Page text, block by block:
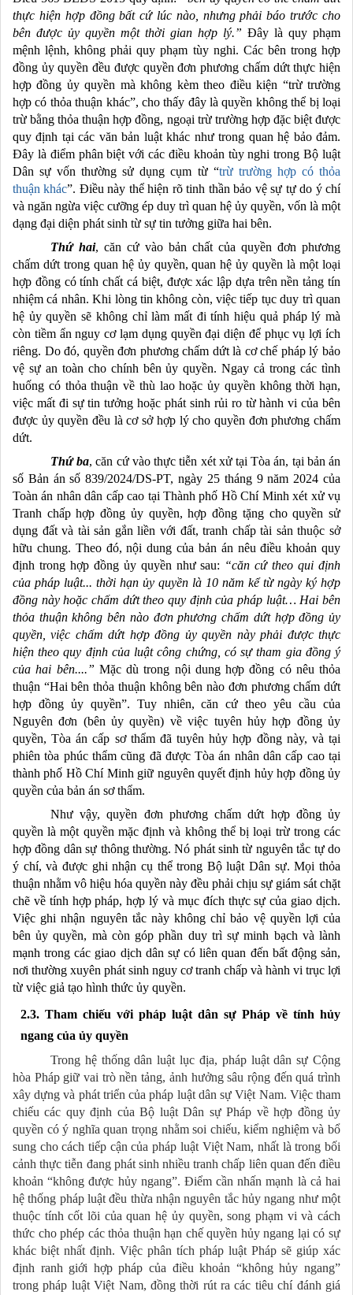
thực hiện hợp đồng bất cứ lúc nào, nhưng phải báo trước cho
bên được ủy quyền một thời gian hợp lý.” Đây là quy phạm
mệnh lệnh, không phải quy phạm tùy nghi. Các bên trong hợp
đồng ủy quyền đều được quyền đơn phương chấm dứt thực hiện
hợp đồng ủy quyền mà không kèm theo điều kiện “trừ trường
hợp có thỏa thuận khác”, cho thấy đây là quyền không thể bị loại
trừ bằng thỏa thuận hợp đồng, ngoại trừ trường hợp đặc biệt được
quy định tại các văn bản luật khác như trong quan hệ bảo đảm.
Đây là điểm phân biệt với các điều khoản tùy nghi trong Bộ luật
Dân sự vốn thường sử dụng cụm từ “trừ trường hợp có thỏa
thuận khác”. Điều này thể hiện rõ tinh thần bảo vệ sự tự do ý chí
và ngăn ngừa việc cưỡng ép duy trì quan hệ ủy quyền, vốn là một
dạng đại diện phát sinh từ sự tin tưởng giữa hai bên.
Thứ hai, căn cứ vào bản chất của quyền đơn phương
chấm dứt trong quan hệ ủy quyền, quan hệ ủy quyền là một loại
hợp đồng có tính chất cá biệt, được xác lập dựa trên nền tảng tín
nhiệm cá nhân. Khi lòng tin không còn, việc tiếp tục duy trì quan
hệ ủy quyền sẽ không chỉ làm mất đi tính hiệu quả pháp lý mà
còn tiềm ẩn nguy cơ lạm dụng quyền đại diện để phục vụ lợi ích
riêng. Do đó, quyền đơn phương chấm dứt là cơ chế pháp lý bảo
vệ sự an toàn cho chính bên ủy quyền. Ngay cả trong các tình
huống có thỏa thuận về thù lao hoặc ủy quyền không thời hạn,
việc mất đi sự tin tưởng hoặc phát sinh rủi ro từ hành vi của bên
được ủy quyền đều là cơ sở hợp lý cho quyền đơn phương chấm
dứt.
Thứ ba, căn cứ vào thực tiễn xét xử tại Tòa án, tại bản án
số Bản án số 839/2024/DS-PT, ngày 25 tháng 9 năm 2024 của
Toàn án nhân dân cấp cao tại Thành phố Hồ Chí Minh xét xử vụ
Tranh chấp hợp đồng ủy quyền, hợp đồng tặng cho quyền sử
dụng đất và tài sản gắn liền với đất, tranh chấp tài sản thuộc sở
hữu chung. Theo đó, nội dung của bản án nêu điều khoản quy
định trong hợp đồng ủy quyền như sau: “căn cứ theo qui định
của pháp luật... thời hạn ủy quyền là 10 năm kể từ ngày ký hợp
đồng này hoặc chấm dứt theo quy định của pháp luật… Hai bên
thỏa thuận không bên nào đơn phương chấm dứt hợp đồng ủy
quyền, việc chấm dứt hợp đồng ủy quyền này phải được thực
hiện theo quy định của luật công chứng, có sự tham gia đồng ý
của hai bên....” Mặc dù trong nội dung hợp đồng có nêu thỏa
thuận “Hai bên thỏa thuận không bên nào đơn phương chấm dứt
hợp đồng ủy quyền”. Tuy nhiên, căn cứ theo yêu cầu của
Nguyên đơn (bên ủy quyền) về việc tuyên hủy hợp đồng ủy
quyền, Tòa án cấp sơ thẩm đã tuyên hủy hợp đồng này, và tại
phiên tòa phúc thẩm cũng đã được Tòa án nhân dân cấp cao tại
thành phố Hồ Chí Minh giữ nguyên quyết định hủy hợp đồng ủy
quyền của bản án sơ thẩm.
Như vậy, quyền đơn phương chấm dứt hợp đồng ủy
quyền là một quyền mặc định và không thể bị loại trừ trong các
hợp đồng dân sự thông thường. Nó phát sinh từ nguyên tắc tự do
ý chí, và được ghi nhận cụ thể trong Bộ luật Dân sự. Mọi thỏa
thuận nhằm vô hiệu hóa quyền này đều phải chịu sự giám sát chặt
chẽ về tính hợp pháp, hợp lý và mục đích thực sự của giao dịch.
Việc ghi nhận nguyên tắc này không chỉ bảo vệ quyền lợi của
bên ủy quyền, mà còn góp phần duy trì sự minh bạch và lành
mạnh trong các giao dịch dân sự có liên quan đến bất động sản,
nơi thường xuyên phát sinh nguy cơ tranh chấp và hành vi trục lợi
từ việc giả tạo hình thức ủy quyền.
2.3. Tham chiếu với pháp luật dân sự Pháp về tính hủy
ngang của ủy quyền
Trong hệ thống dân luật lục địa, pháp luật dân sự Cộng
hòa Pháp giữ vai trò nền tảng, ảnh hưởng sâu rộng đến quá trình
xây dựng và phát triển của pháp luật dân sự Việt Nam. Việc tham
chiếu các quy định của Bộ luật Dân sự Pháp về hợp đồng ủy
quyền có ý nghĩa quan trọng nhằm soi chiếu, kiểm nghiệm và bổ
sung cho cách tiếp cận của pháp luật Việt Nam, nhất là trong bối
cảnh thực tiễn đang phát sinh nhiều tranh chấp liên quan đến điều
khoản “không được hủy ngang”. Điểm cần nhấn mạnh là cả hai
hệ thống pháp luật đều thừa nhận nguyên tắc hủy ngang như một
thuộc tính cốt lõi của quan hệ ủy quyền, song phạm vi và cách
thức cho phép các thỏa thuận hạn chế quyền hủy ngang lại có sự
khác biệt nhất định. Việc phân tích pháp luật Pháp sẽ giúp xác
định ranh giới hợp pháp của điều khoản “không hủy ngang”
trong pháp luật Việt Nam, đồng thời rút ra các tiêu chí đánh giá